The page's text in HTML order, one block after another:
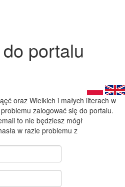
portalu
oraz Wielkich i małych literach w
zalogować się do portalu.
to nie będziesz mógł
w razie problemu z